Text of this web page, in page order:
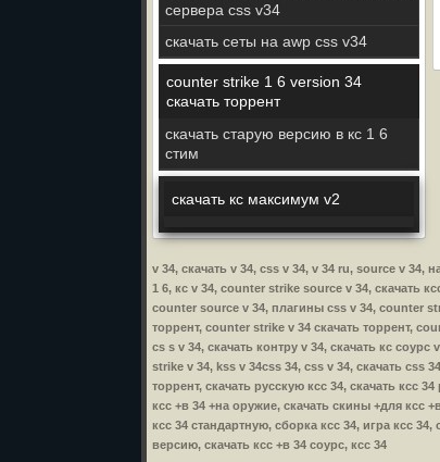
сервера css v34
скачать сеты на awp css v34
counter strike 1 6 version 34
скачать торрент
скачать старую версию в кс 1 6
стим
скачать кс максимум v2
v 34, скачать v 34, css v 34, v 34 ru, source v 34,
1 6, кс v 34, counter strike source v 34, скачать
counter source v 34, плагины css v 34, counter
торрент, counter strike v 34 скачать торрент,
cs s v 34, скачать контру v 34, скачать кс
strike v 34, kss v 34css 34, css v 34, скачать css
торрент, скачать русскую ксс 34, скачать ксс
ксс +в 34 +на оружие, скачать скины +для ксс
ксс 34 стандартную, сборка ксс 34, игра ксс
версию, скачать ксс +в 34 соурс, ксс 34